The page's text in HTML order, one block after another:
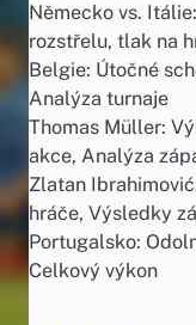
Německo vs.
rozstřelu, tlak na
Belgie: Útočné
Analýza turnaje
Thomas Müller:
akce, Analýza
Zlatan
hráče, Výsledky
Portugalsko:
Celkový výkon